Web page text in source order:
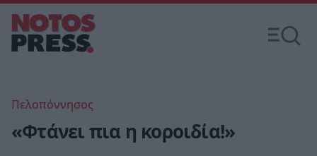
Πελοπόννησος
«Φτάνει πια η κοροιδία!»